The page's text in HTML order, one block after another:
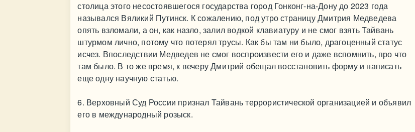
столица этого несостоявшегося государства город Гонконг-на-Дону до 2023 года
назывался Вяликий Путинск. К сожалению, под утро страницу Дмитрия Медведева
опять взломали, а он, как назло, залил водкой клавиатуру и не смог взять Тайвань
штурмом лично, потому что потерял трусы. Как бы там ни было, драгоценный статус
исчез. Впоследствии Медведев не смог воспроизвести его и даже вспомнить, про что
там было. В то же время, к вечеру Дмитрий обещал восстановить форму и написать
еще одну научную статью.
6. Верховный Суд России признал Тайвань террористической организацией и объявил
его в международный розыск.